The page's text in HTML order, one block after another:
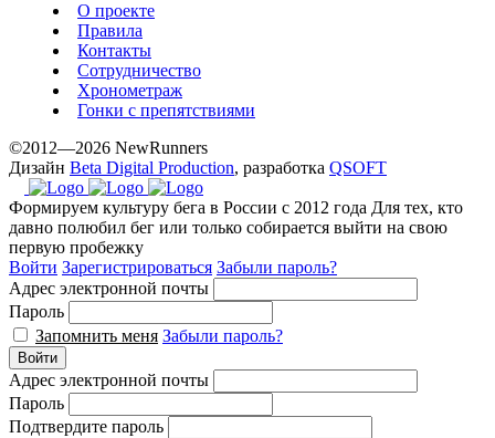
О проекте
Правила
Контакты
Сотрудничество
Хронометраж
Гонки с препятствиями
©2012—2026 NewRunners
Дизайн Beta Digital Production, разработка QSOFT
Формируем культуру бега в России с 2012 года Для тех, кто
давно полюбил бег или только собирается выйти на свою
первую пробежку
Войти Зарегистрироваться Забыли пароль?
Адрес электронной почты
Пароль
Запомнить меня Забыли пароль?
Войти
Адрес электронной почты
Пароль
Подтвердите пароль